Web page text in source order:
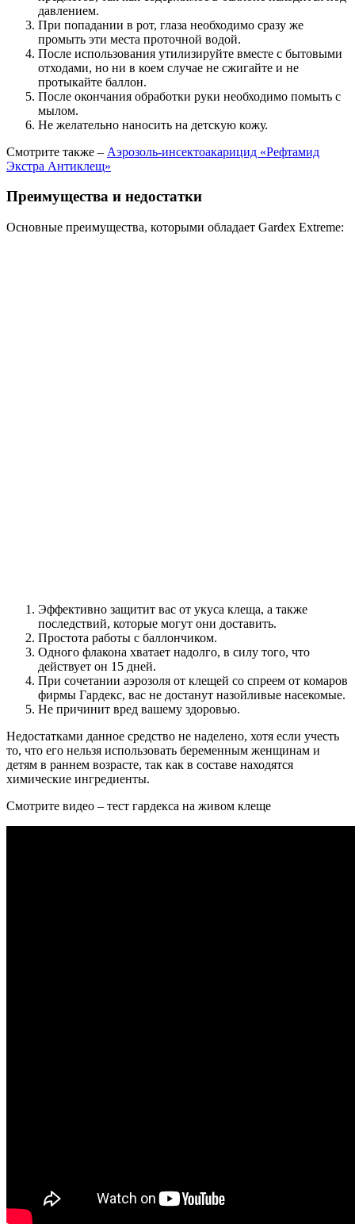
давлением.
При попадании в рот, глаза необходимо сразу же
промыть эти места проточной водой.
После использования утилизируйте вместе с бытовыми
отходами, но ни в коем случае не сжигайте и не
протыкайте баллон.
После окончания обработки руки необходимо помыть с
мылом.
Не желательно наносить на детскую кожу.
Смотрите также – Аэрозоль-инсектоакарицид «Рефтамид
Экстра Антиклещ»
Преимущества и недостатки
Основные преимущества, которыми обладает Gardex Extreme:
Эффективно защитит вас от укуса клеща, а также
последствий, которые могут они доставить.
Простота работы с баллончиком.
Одного флакона хватает надолго, в силу того, что
действует он 15 дней.
При сочетании аэрозоля от клещей со спреем от комаров
фирмы Гардекс, вас не достанут назойливые насекомые.
Не причинит вред вашему здоровью.
Недостатками данное средство не наделено, хотя если учесть
то, что его нельзя использовать беременным женщинам и
детям в раннем возрасте, так как в составе находятся
химические ингредиенты.
Смотрите видео – тест гардекса на живом клеще